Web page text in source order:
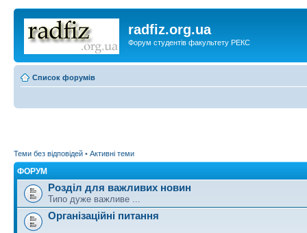
radfiz.org.ua
Форум студентів факультету РЕКС
Список форумів
Теми без відповідей • Активні теми
ФОРУМ
Розділ для важливих новин
Типо дуже важливе ...
Організаційні питання